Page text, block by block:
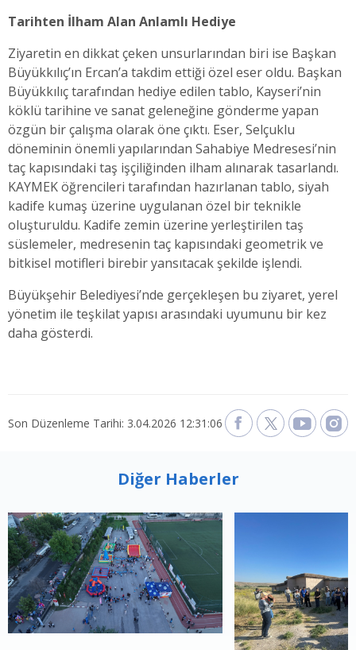
Tarihten İlham Alan Anlamlı Hediye
Ziyaretin en dikkat çeken unsurlarından biri ise Başkan
Büyükkılıç’ın Ercan’a takdim ettiği özel eser oldu. Başkan
Büyükkılıç tarafından hediye edilen tablo, Kayseri’nin
köklü tarihine ve sanat geleneğine gönderme yapan
özgün bir çalışma olarak öne çıktı. Eser, Selçuklu
döneminin önemli yapılarından Sahabiye Medresesi’nin
taç kapısındaki taş işçiliğinden ilham alınarak tasarlandı.
KAYMEK öğrencileri tarafından hazırlanan tablo, siyah
kadife kumaş üzerine uygulanan özel bir teknikle
oluşturuldu. Kadife zemin üzerine yerleştirilen taş
süslemeler, medresenin taç kapısındaki geometrik ve
bitkisel motifleri birebir yansıtacak şekilde işlendi.
Büyükşehir Belediyesi’nde gerçekleşen bu ziyaret, yerel
yönetim ile teşkilat yapısı arasındaki uyumunu bir kez
daha gösterdi.
Son Düzenleme Tarihi: 3.04.2026 12:31:06
Diğer Haberler